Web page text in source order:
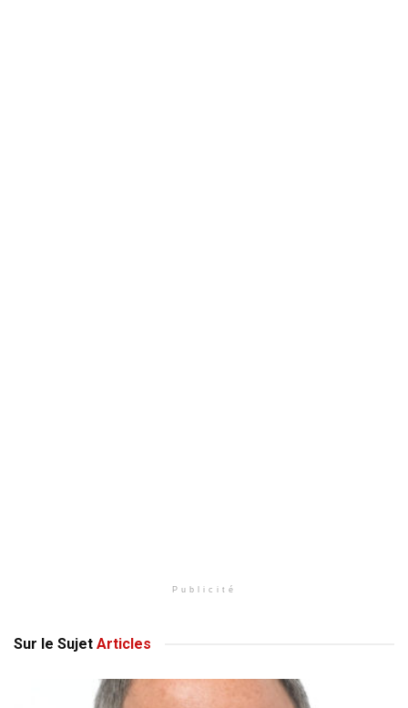
Publicité
Sur le Sujet Articles